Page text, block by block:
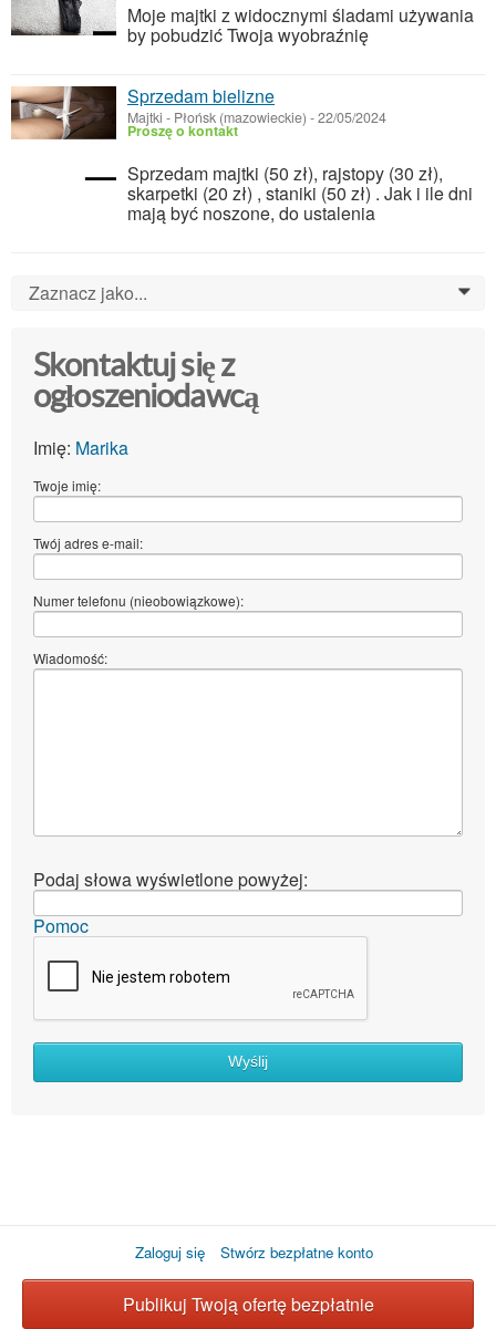
Moje majtki z widocznymi śladami używania
by pobudzić Twoja wyobraźnię
Sprzedam bielizne
Majtki - Płońsk (mazowieckie) -22/05/2024
Proszę o kontakt
Sprzedam majtki (50 zł), rajstopy (30 zł),
skarpetki (20 zł) , staniki (50 zł) . Jak i ile dni
mają być noszone, do ustalenia
Zaznacz jako... 0
Skontaktuj się z
ogłoszeniodawcą
Imię: Marika
Twoje imię:
Twój adres e-mail:
Numer telefonu (nieobowiązkowe):
Wiadomość:
Podaj słowa wyświetlone powyżej:
Pomoc
Wyślij
Zaloguj się Stwórz bezpłatne konto
Publikuj Twoją ofertę bezpłatnie